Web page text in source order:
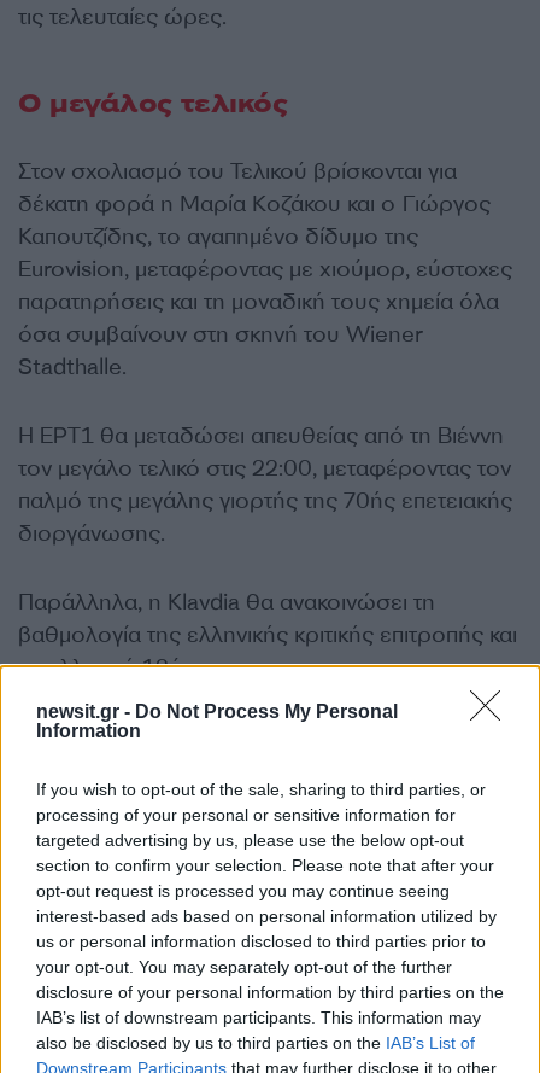
newsit.gr - Do Not Process My Personal
Information
If you wish to opt-out of the sale, sharing to third parties, or
processing of your personal or sensitive information for
targeted advertising by us, please use the below opt-out
section to confirm your selection. Please note that after your
opt-out request is processed you may continue seeing
interest-based ads based on personal information utilized by
us or personal information disclosed to third parties prior to
your opt-out. You may separately opt-out of the further
disclosure of your personal information by third parties on the
IAB’s list of downstream participants. This information may
also be disclosed by us to third parties on the IAB’s List of
Downstream Participants that may further disclose it to other
τις τελευταίες ώρες.
Ο μεγάλος τελικός
Στον σχολιασμό του Τελικού βρίσκονται για
δέκατη φορά η Μαρία Κοζάκου και ο Γιώργος
Καπουτζίδης, το αγαπημένο δίδυμο της
Eurovision, μεταφέροντας με χιούμορ, εύστοχες
παρατηρήσεις και τη μοναδική τους χημεία όλα
όσα συμβαίνουν στη σκηνή του Wiener
Stadthalle.
Η ΕΡΤ1 θα μεταδώσει απευθείας από τη Βιέννη
τον μεγάλο τελικό στις 22:00, μεταφέροντας τον
παλμό της μεγάλης γιορτής της 70ής επετειακής
διοργάνωσης.
Παράλληλα, η Klavdia θα ανακοινώσει τη
βαθμολογία της ελληνικής κριτικής επιτροπής και
το ελληνικό 12άρι.
Η σειρά εμφάνισης των χωρών, απόψε, στον
Δανία: Søren Torpegaard Lund, «Før Vi
Går Hjem»
Γερμανία: Sarah Engels, «Fire»
Ισραήλ: Noam Bettan, «Michelle»
Βέλγιο: ESSYLA, «Dancing on the Ice»
Αλβανία: Alis, «Nân»
Ελλάδα: Akylas, «Ferto»
Ουκρανία: LELÉKA, «Ridnym»